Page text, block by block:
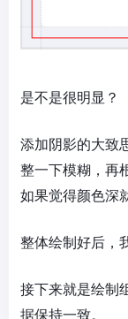
是不是很明显？
添加阴影的大致
整一下模糊，再
如果觉得颜色深
整体绘制好后，
接下来就是绘制
据保持一致。